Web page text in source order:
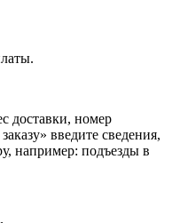
доставки, номер
введите сведения,
например: подъезды в